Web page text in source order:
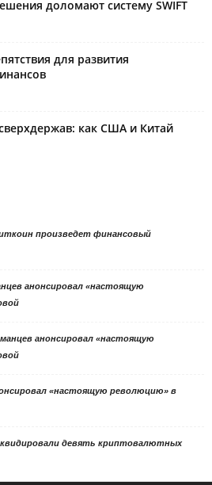
доломают систему SWIFT
для развития
как США и Китай
произведет финансовый
анонсировал «настоящую
анонсировал «настоящую
«настоящую революцию» в
девять криптовалютных